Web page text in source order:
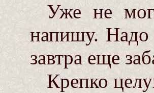
Уже не
напишу.
завтра еще
Крепко